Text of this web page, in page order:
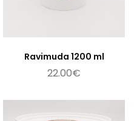
Lisa korvi
Ravimuda 1200 ml
22.00€